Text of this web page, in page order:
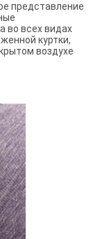
представление
во всех видах
куртки,
воздухе